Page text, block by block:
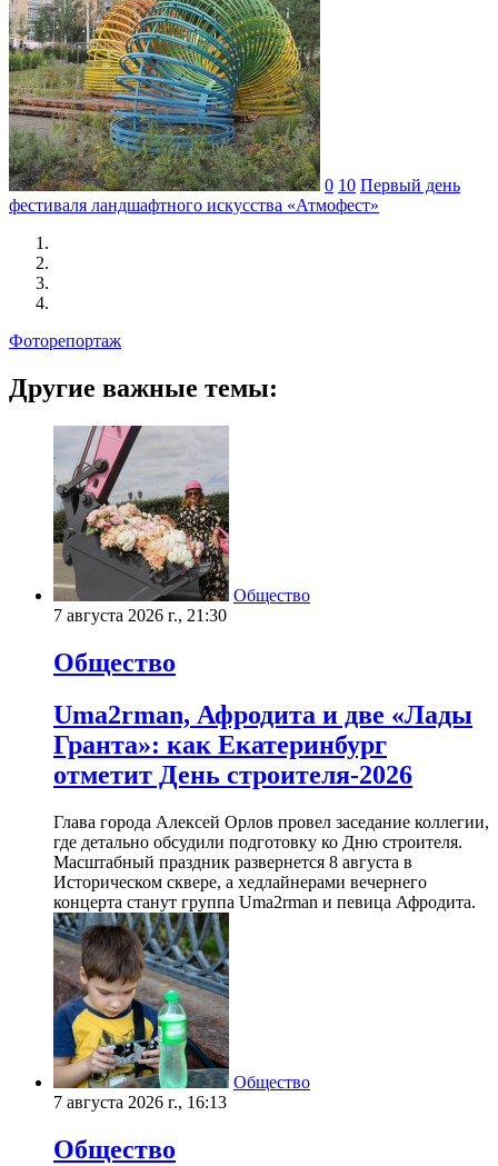
0 10 Первый день
фестиваля ландшафтного искусства «Атмофест»
Фоторепортаж
Другие важные темы:
Общество
7 августа 2026 г., 21:30
Общество
Uma2rman, Афродита и две «Лады
Гранта»: как Екатеринбург
отметит День строителя-2026
Глава города Алексей Орлов провел заседание коллегии,
где детально обсудили подготовку ко Дню строителя.
Масштабный праздник развернется 8 августа в
Историческом сквере, а хедлайнерами вечернего
концерта станут группа Uma2rman и певица Афродита.
Общество
7 августа 2026 г., 16:13
Общество